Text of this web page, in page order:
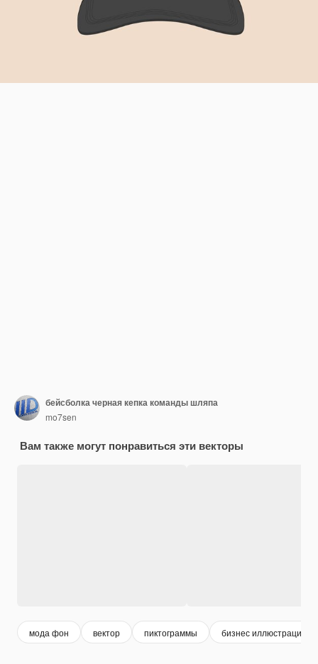
бейсболка черная кепка команды шляпа
mo7sen
Вам также могут понравиться эти векторы
мода фон вектор пиктограммы бизнес иллюстрации